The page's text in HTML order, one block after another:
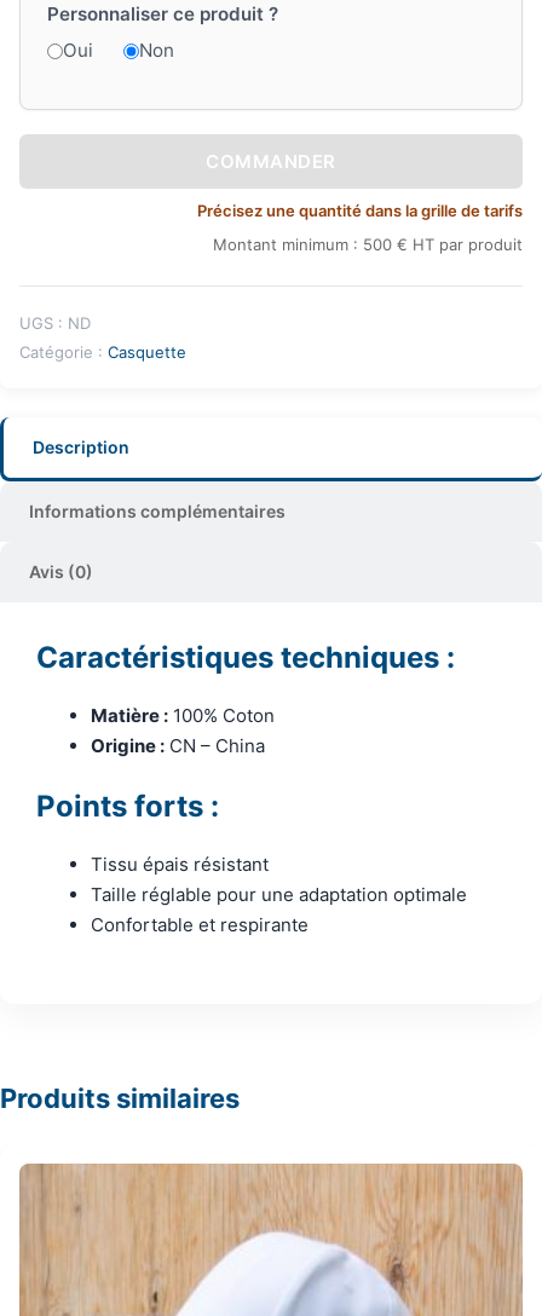
Personnaliser ce produit ?
Oui
Non
COMMANDER
Précisez une quantité dans la grille de tarifs
Montant minimum : 500 € HT par produit
UGS : ND
Catégorie : Casquette
Description
Informations complémentaires
Avis (0)
Caractéristiques techniques :
Matière : 100% Coton
Origine : CN – China
Points forts :
Tissu épais résistant
Taille réglable pour une adaptation optimale
Confortable et respirante
Produits similaires